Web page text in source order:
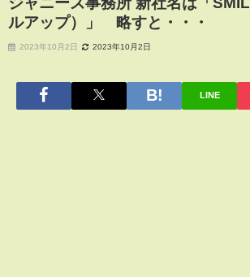
ルアップ）」 略すと・・・
2023年10月2日 2023年10月2日
LINE